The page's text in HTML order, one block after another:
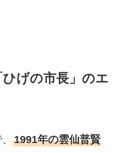
げの市長」のエ
1991年の雲仙普賢